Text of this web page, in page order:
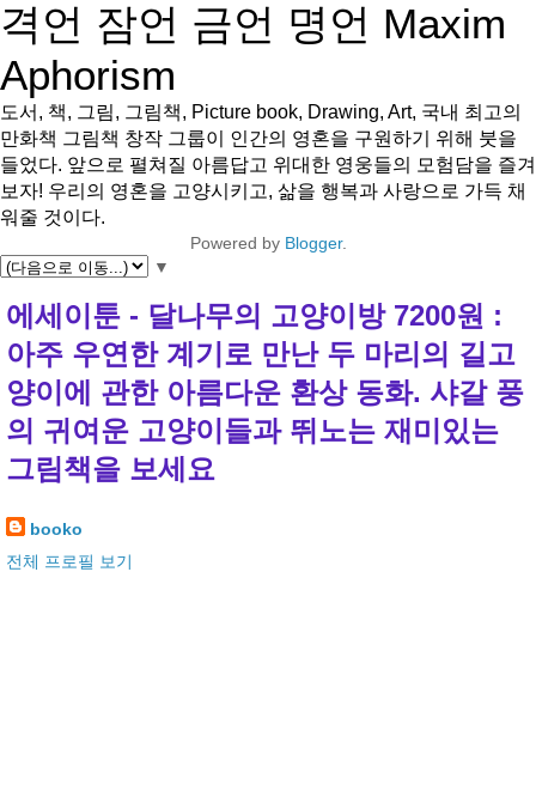
격언 잠언 금언 명언 Maxim
Aphorism
도서, 책, 그림, 그림책, Picture book, Drawing, Art, 국내 최고의
만화책 그림책 창작 그룹이 인간의 영혼을 구원하기 위해 붓을
들었다. 앞으로 펼쳐질 아름답고 위대한 영웅들의 모험담을 즐겨
보자! 우리의 영혼을 고양시키고, 삶을 행복과 사랑으로 가득 채
워줄 것이다.
Powered by Blogger.
▼
에세이툰 - 달나무의 고양이방 7200원 :
아주 우연한 계기로 만난 두 마리의 길고
양이에 관한 아름다운 환상 동화. 샤갈 풍
의 귀여운 고양이들과 뛰노는 재미있는
그림책을 보세요
booko
전체 프로필 보기